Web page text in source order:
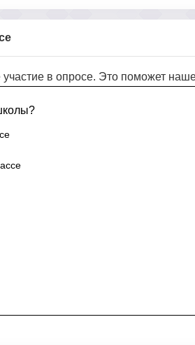
в опросе. Это поможет